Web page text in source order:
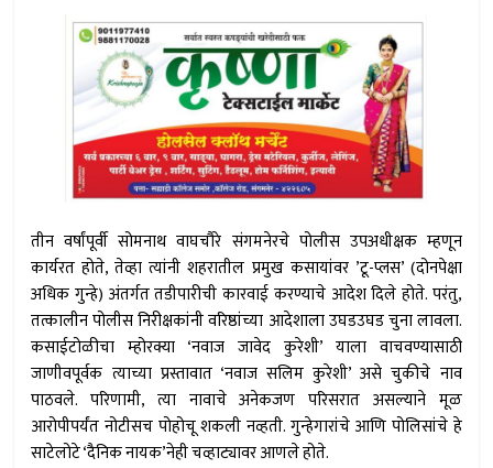
तीन वर्षांपूर्वी सोमनाथ वाघचौरे संगमनेरचे पोलीस उपअधीक्षक म्हणून
कार्यरत होते, तेव्हा त्यांनी शहरातील प्रमुख कसायांवर ’टू-प्लस’ (दोनपेक्षा
अधिक गुन्हे) अंतर्गत तडीपारीची कारवाई करण्याचे आदेश दिले होते. परंतु,
तत्कालीन पोलीस निरीक्षकांनी वरिष्ठांच्या आदेशाला उघडउघड चुना लावला.
कसाईटोळीचा म्होरक्या ‘नवाज जावेद कुरेशी’ याला वाचवण्यासाठी
जाणीवपूर्वक त्याच्या प्रस्तावात ‘नवाज सलिम कुरेशी’ असे चुकीचे नाव
पाठवले. परिणामी, त्या नावाचे अनेकजण परिसरात असल्याने मूळ
आरोपीपर्यंत नोटीसच पोहोचू शकली नव्हती. गुन्हेगारांचे आणि पोलिसांचे हे
साटेलोटे ‘दैनिक नायक’नेही चव्हाट्यावर आणले होते.